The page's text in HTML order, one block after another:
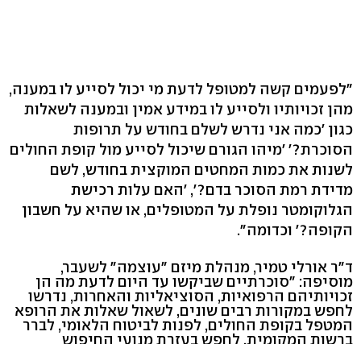
"לפעמים קשה למטופל לדעת מי יכול לסייע לו במענה,
מהן זכויותיו ולסייע לו במידע אמין ובמענה לשאלות
כגון 'כמה אני נדרש לשלם בחודש על תרופות
הסוכרת?' 'מיהו הגורם שיכול לסייע מול קופת החולים
לשנות את כמות המחטים המוקצית בחודש, לשם
מדידת רמת הסוכר בדם?', 'האם עלות רכישת
הגלוקומטר נופלת על המטופלים, או שהיא על חשבון
הקופה?' וכדומה".
ד"ר אורלי טמיר, מנהלת מיזם "עוצמה" לשעבר,
מוסיפה: "סוכרתיים שביקשו עד היום לדעת מה הן
זכויותיהם הרפואיות, הסוציאליות והאחרות, נדרשו
לחפש במקורות רבים שונים, לשאול שאלות את הרופא
המטפל בקופת החולים, לפנות לביטוח הלאומי, לברר
ברשות המקומית, לחפש בעזרת מנועי החיפוש